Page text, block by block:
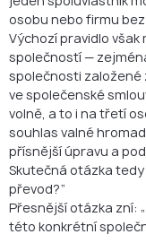
osobu nebo firmu
Výchozí pravidlo
společností —
společnosti založené
ve společenské
volně, a to i na třetí
souhlas valné
přísnější úpravu a
Skutečná otázka
převod?“
Přesnější otázka zní:
této konkrétní